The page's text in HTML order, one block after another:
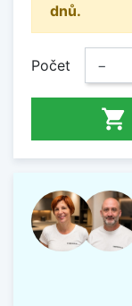
dnů.
Počet −
